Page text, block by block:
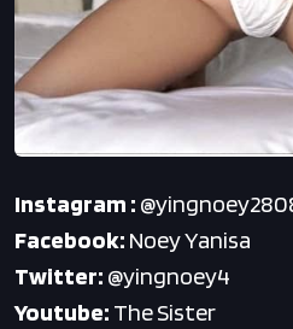
Instagram :
Facebook: Noey Yanisa
Twitter: @yingnoey4
Youtube: The Sister